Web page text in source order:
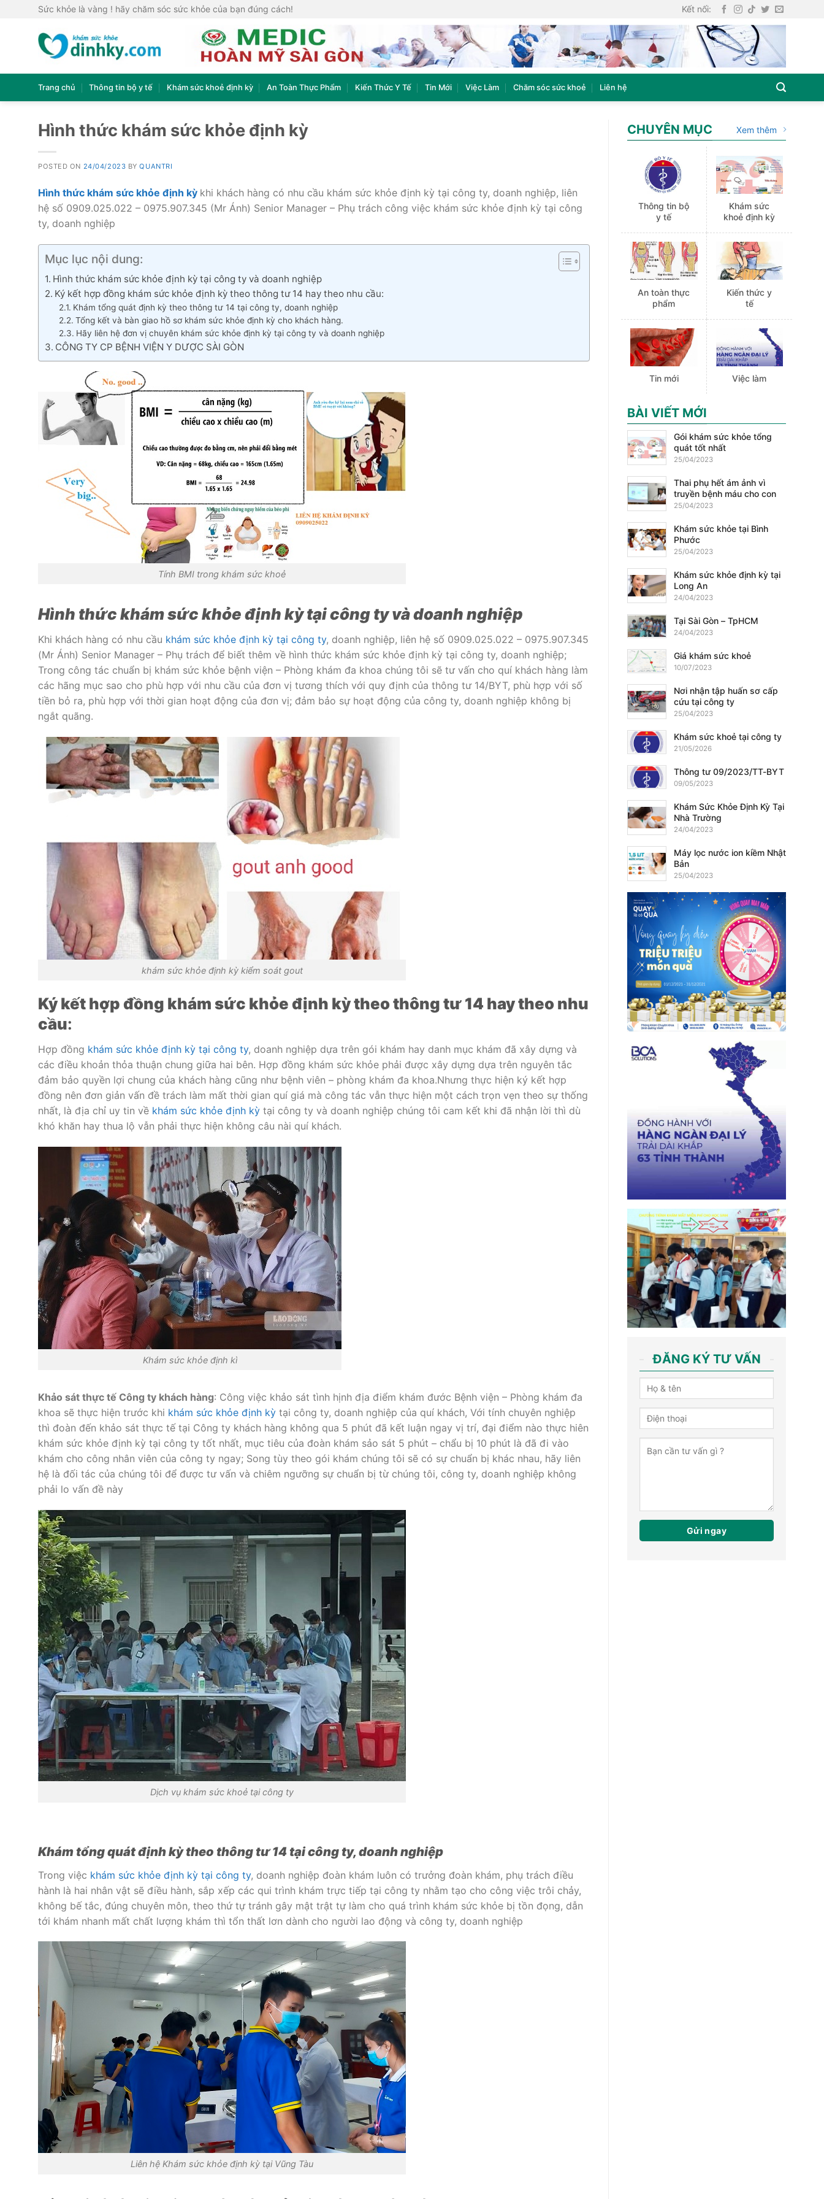
Sức khỏe là vàng ! hãy chăm sóc sức khỏe của bạn đúng cách! Kết nối:
Trang chủ Thông tin bộ y tế Khám sức khoẻ định kỳ An Toàn Thực Phẩm Kiến Thức Y Tế Tin Mới Việc Làm Chăm sóc sức khoẻ Liên hệ
Hình thức khám sức khỏe định kỳ
POSTED ON 24/04/2023 BYQUANTRI
Hình thức khám sức khỏe định kỳ khi khách hàng có nhu cầu khám sức khỏe định kỳ tại công ty, doanh nghiệp, liên
hệ số 0909.025.022 – 0975.907.345 (Mr Ánh) Senior Manager – Phụ trách công việc khám sức khỏe định kỳ tại công
ty, doanh nghiệp
Mục lục nội dung:
Hình thức khám sức khỏe định kỳ tại công ty và doanh nghiệp
Ký kết hợp đồng khám sức khỏe định kỳ theo thông tư 14 hay theo nhu cầu:
Khám tổng quát định kỳ theo thông tư 14 tại công ty, doanh nghiệp
Tổng kết và bàn giao hồ sơ khám sức khỏe định kỳ cho khách hàng.
Hãy liên hệ đơn vị chuyên khám sức khỏe định kỳ tại công ty và doanh nghiệp
CÔNG TY CP BỆNH VIỆN Y DƯỢC SÀI GÒN
Tính BMI trong khám sức khoẻ
Hình thức khám sức khỏe định kỳ tại công ty và doanh nghiệp
Khi khách hàng có nhu cầu khám sức khỏe định kỳ tại công ty, doanh nghiệp, liên hệ số 0909.025.022 – 0975.907.345
(Mr Ánh) Senior Manager – Phụ trách để biết thêm về hình thức khám sức khỏe định kỳ tại công ty, doanh nghiệp;
Trong công tác chuẩn bị khám sức khỏe bệnh viện – Phòng khám đa khoa chúng tôi sẽ tư vấn cho quí khách hàng làm
các hãng mục sao cho phù hợp với nhu cầu của đơn vị tương thích với quy định của thông tư 14/BYT, phù hợp với số
tiền bỏ ra, phù hợp với thời gian hoạt động của đơn vị; đảm bảo sự hoạt động của công ty, doanh nghiệp không bị
ngắt quãng.
khám sức khỏe định kỳ kiểm soát gout
Ký kết hợp đồng khám sức khỏe định kỳ theo thông tư 14 hay theo nhu
cầu:
Hợp đồng khám sức khỏe định kỳ tại công ty, doanh nghiệp dựa trên gói khám hay danh mục khám đã xây dựng và
các điều khoản thỏa thuận chung giữa hai bên. Hợp đồng khám sức khỏe phải được xây dựng dựa trên nguyên tắc
đảm bảo quyền lợi chung của khách hàng cũng như bệnh viên – phòng khám đa khoa.Nhưng thực hiện ký kết hợp
đồng nên đơn giản vấn đề trách làm mất thời gian quí giá mà công tác vẫn thực hiện một cách trọn vẹn theo sự thống
nhất, là địa chỉ uy tin về khám sức khỏe định kỳ tại công ty và doanh nghiệp chúng tôi cam kết khi đã nhận lời thì dù
khó khăn hay thua lộ vẫn phải thực hiện không câu nài quí khách.
Khám sức khỏe định kì
Khảo sát thực tế Công ty khách hàng: Công việc khảo sát tình hịnh địa điểm khám đước Bệnh viện – Phòng khám đa
khoa sẽ thực hiện trước khi khám sức khỏe định kỳ tại công ty, doanh nghiệp của quí khách, Với tính chuyên nghiệp
thì đoàn đến khảo sát thực tế tại Công ty khách hàng không qua 5 phút đã kết luận ngay vị trí, đại điểm nào thực hiên
khám sức khỏe định kỳ tại công ty tốt nhất, mục tiêu của đoàn khám sảo sát 5 phút – chẩu bị 10 phút là đã đi vào
khám cho công nhân viên của công ty ngay; Song tùy theo gói khám chúng tôi sẽ có sự chuẩn bị khác nhau, hãy liên
hệ là đối tác của chúng tôi để được tư vấn và chiêm ngưỡng sự chuẩn bị từ chúng tôi, công ty, doanh nghiệp không
phải lo vấn đề này
Dịch vụ khám sức khoẻ tại công ty
Khám tổng quát định kỳ theo thông tư 14 tại công ty, doanh nghiệp
Trong việc khám sức khỏe định kỳ tại công ty, doanh nghiệp đoàn khám luôn có trưởng đoàn khám, phụ trách điều
hành là hai nhân vật sẽ điều hành, sắp xếp các qui trình khám trực tiếp tại công ty nhằm tạo cho công việc trôi chảy,
không bế tắc, đúng chuyên môn, theo thứ tự tránh gây mật trật tự làm cho quá trình khám sức khỏe bị tồn đọng, dẫn
tới khám nhanh mất chất lượng khám thì tổn thất lơn dành cho người lao động và công ty, doanh nghiệp
Liên hệ Khám sức khỏe định kỳ tại Vũng Tàu
CHUYÊN MỤC Xem thêm
Thông tin bộ
y tế
Khám sức
khoẻ định kỳ
An toàn thực
phẩm
Kiến thức y
tế
Tin mới Việc làm
BÀI VIẾT MỚI
Gói khám sức khỏe tổng
quát tốt nhất
25/04/2023
Thai phụ hết ám ảnh vì
truyền bệnh máu cho con
25/04/2023
Khám sức khỏe tại Bình
Phước
25/04/2023
Khám sức khỏe định kỳ tại
Long An
24/04/2023
Tại Sài Gòn – TpHCM
24/04/2023
Giá khám sức khoẻ
10/07/2023
Nơi nhận tập huấn sơ cấp
cứu tại công ty
25/04/2023
Khám sức khoẻ tại công ty
21/05/2026
Thông tư 09/2023/TT-BYT
09/05/2023
Khám Sức Khỏe Định Kỳ Tại
Nhà Trường
24/04/2023
Máy lọc nước ion kiềm Nhật
Bản
25/04/2023
ĐĂNG KÝ TƯ VẤN